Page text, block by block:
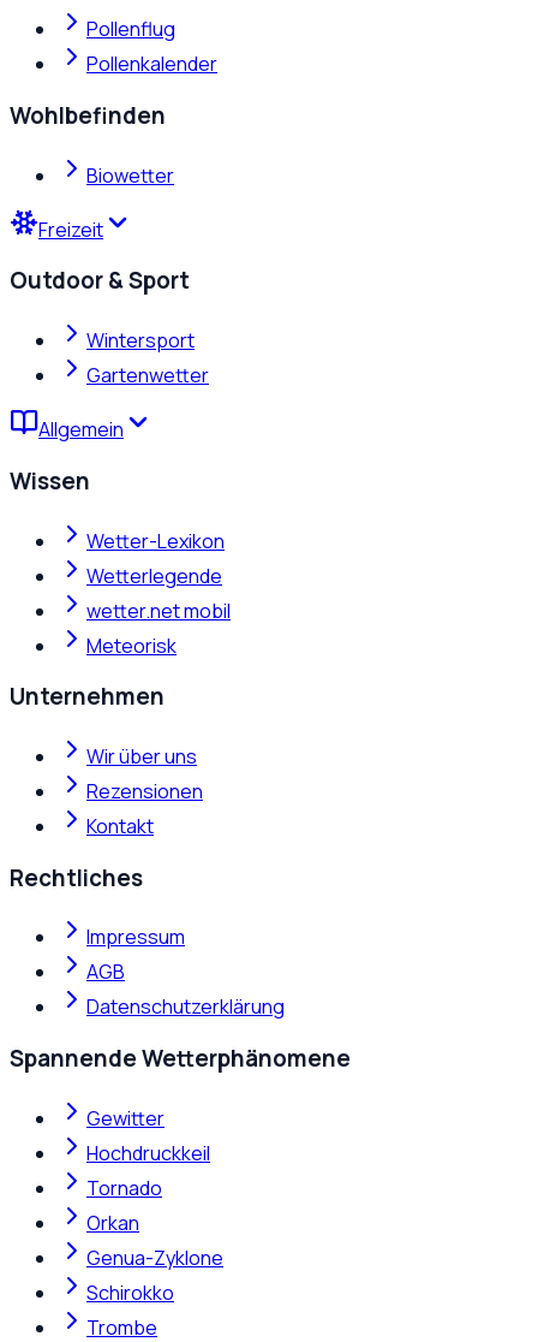
Pollenflug
Pollenkalender
Wohlbefinden
Biowetter
Freizeit
Outdoor & Sport
Wintersport
Gartenwetter
Allgemein
Wissen
Wetter-Lexikon
Wetterlegende
wetter.net mobil
Meteorisk
Unternehmen
Wir über uns
Rezensionen
Kontakt
Rechtliches
Impressum
AGB
Datenschutzerklärung
Spannende Wetterphänomene
Gewitter
Hochdruckkeil
Tornado
Orkan
Genua-Zyklone
Schirokko
Trombe